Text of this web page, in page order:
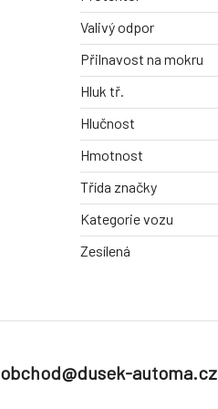
Valivý odpor
Přilnavost na mokru
Hluk tř.
Hlučnost
Hmotnost
Třída značky
Kategorie vozu
Zesílená
obchod@dusek-automa.cz